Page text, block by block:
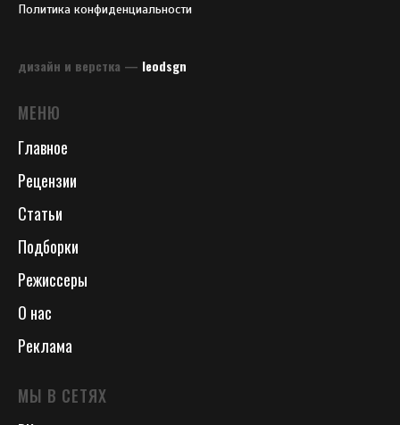
Политика конфиденциальности
дизайн и верстка — leodsgn
МЕНЮ
Главное
Рецензии
Статьи
Подборки
Режиссеры
О нас
Реклама
МЫ В СЕТЯХ